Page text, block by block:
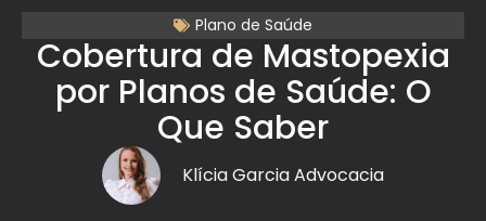
Plano de Saúde
Cobertura de Mastopexia
por Planos de Saúde: O
Que Saber
Klícia Garcia Advocacia